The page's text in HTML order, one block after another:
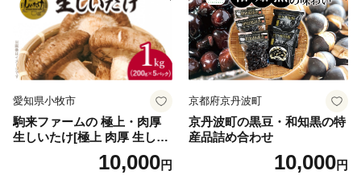
古くから三島大根、三島甘藷、三島人参など、高品質の
露地野菜を栽培しています。なかでも三島馬鈴薯は、平
成28年10月、全国で18番目に国の地理的表示保護制度
(GI)に登録されるなど、高い評価を受けています。「三
名物です。
愛知県小牧市
駒来ファームの 極上・肉厚
生しいたけ[極上 肉厚 生しい
たけ 生シイタケ 生椎茸 安心
安全 国産 採れたて 新鮮 きの
10,000円
京都府京丹波町
京丹波町の黒豆・和知黒の特
産品詰め合わせ
10,000円